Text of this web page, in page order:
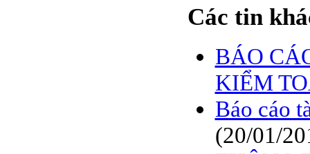
Các tin
BÁO
KIỂM
Báo cáo
(20/01/